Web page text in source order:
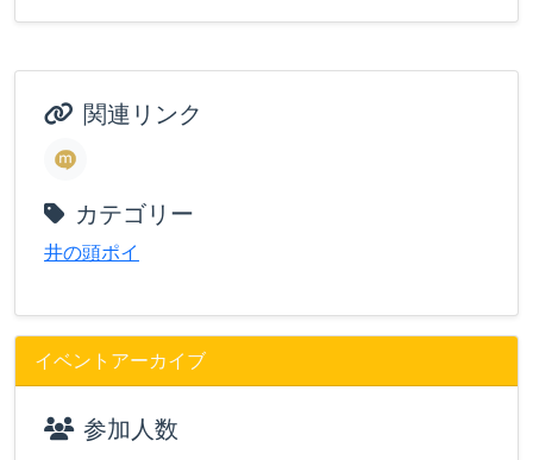
関連リンク
カテゴリー
井の頭ポイ
イベントアーカイブ
参加人数